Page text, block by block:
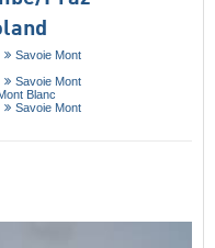
Savoie Mont
Savoie Mont
Blanc
Savoie Mont